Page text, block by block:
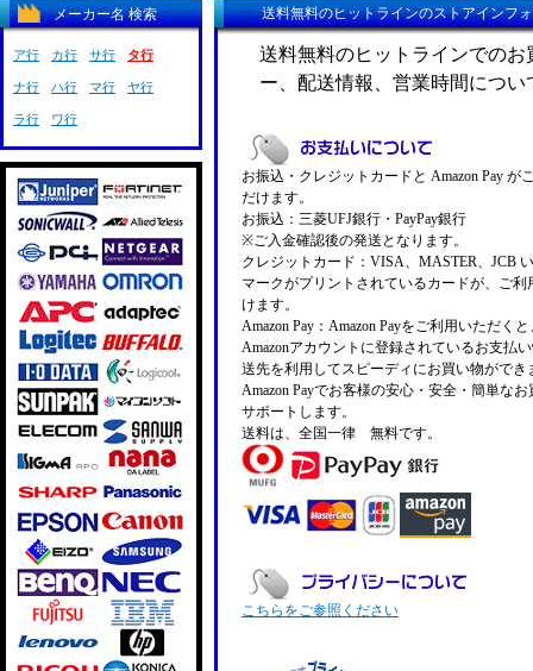
送料無料のヒットラインのストアインフ
送料無料のヒットラインでの
ー、配送情報、営業時間につ
お振込・クレジットカードと Amazon Pay が
だけます。
お振込：三菱UFJ銀行・PayPay銀行
※ご入金確認後の発送となります。
クレジットカード：VISA、MASTER、JCB
マークがプリントされているカードが、ご利
けます。
Amazon Pay：Amazon Payをご利用いただく
Amazonアカウントに登録されているお支払
送先を利用してスピーディにお買い物ができ
Amazon Payでお客様の安心・安全・簡単な
サポートします。
送料は、全国一律 無料です。
こちらをご参照ください
メーカー名 検索
ア行 カ行 サ行 タ行
ナ行 ハ行 マ行 ヤ行
ラ行 ワ行